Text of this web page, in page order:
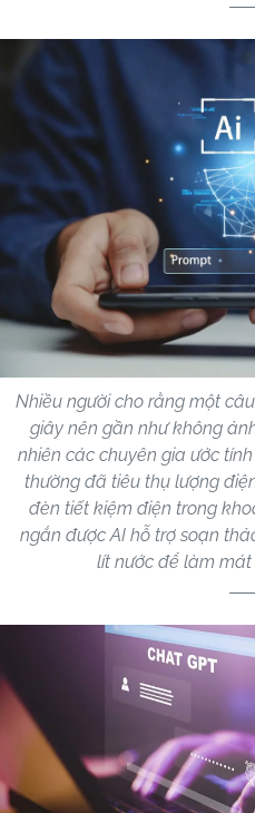
Nhiều người cho rằng một
giây nên gần như không
nhiên các chuyên gia ước
thường đã tiêu thụ lượng
đèn tiết kiệm điện trong
ngắn được AI hỗ trợ soạn
lít nước để làm mát